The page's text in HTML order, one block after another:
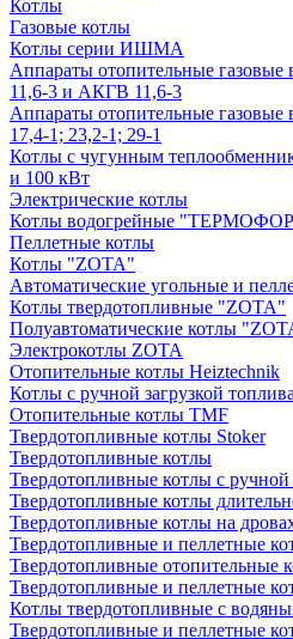
Котлы
Газовые котлы
Котлы серии ИШМА
Аппараты отопительные
11,6-3 и АКГВ 11,6-3
Аппараты отопительные
17,4-1; 23,2-1; 29-1
Котлы с чугунным
и 100 кВт
Электрические котлы
Котлы водогрейные
Пеллетные котлы
Котлы "ZOTA"
Автоматические угольные и
Котлы твердотопливные "ZOTA"
Полуавтоматические котлы
Электрокотлы ZOTA
Отопительные котлы Heiztechnik
Котлы с ручной загрузкой
Отопительные котлы TMF
Твердотопливные котлы Stoker
Твердотопливные котлы
Твердотопливные котлы с ручной
Твердотопливные котлы
Твердотопливные котлы на
Твердотопливные и пеллетные
Твердотопливные отопительные
Твердотопливные и пеллетные
Котлы твердотопливные с
Твердотопливные и пеллетные